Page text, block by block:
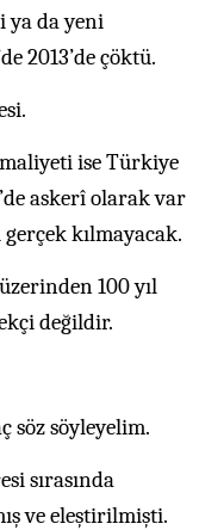
ya da yeni
2013’de çöktü.
ise Türkiye
askerî olarak var
kılmayacak.
100 yıl
değildir.
söz söyleyelim.
sırasında
ve eleştirilmişti.